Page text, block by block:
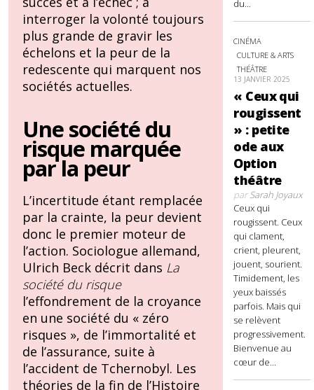
interroger la volonté toujours
plus grande de gravir les
échelons et la peur de la
redescente qui marquent nos
sociétés actuelles.
Une société du
risque marquée
par la peur
L’incertitude étant remplacée
par la crainte, la peur devient
donc le premier moteur de
l’action. Sociologue allemand,
Ulrich Beck décrit dans La
société du risque
l’effondrement de la croyance
en une société du « zéro
risques », de l’immortalité et
de l’assurance, suite à
l’accident de Tchernobyl. Les
théories de la fin de l’Histoire
du...
CINÉMA
CULTURE & ARTS
THÉÂTRE
13 JANVIER 2025
« Ceux qui
rougissent
» : petite
ode aux
Option
théâtre
parSarah Joyaux
Ceux qui
rougissent. Ceux
qui clament,
crient, pleurent,
jouent, sourient.
Timidement, les
yeux baissés
parfois. Mais qui
se relèvent
progressivement.
Bienvenue au
cœur de...